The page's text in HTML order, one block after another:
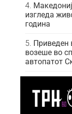
изгледа
година
Приведен
возеше во
автопатот